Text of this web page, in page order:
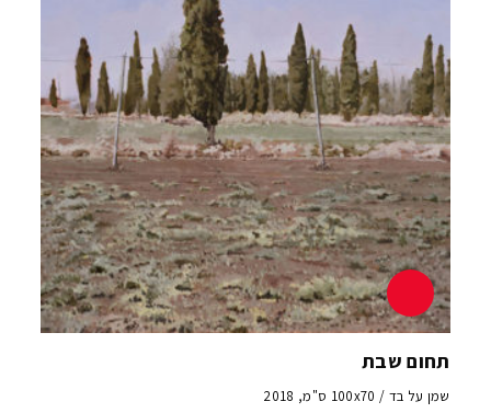
תחום שבת
שמן על בד / 100x70 ס"מ, 2018